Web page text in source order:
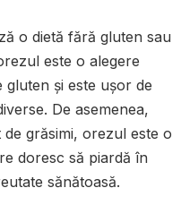
o dietă fără gluten sau
este o alegere
și este ușor de
De asemenea,
grăsimi, orezul este o
doresc să piardă în
sănătoasă.